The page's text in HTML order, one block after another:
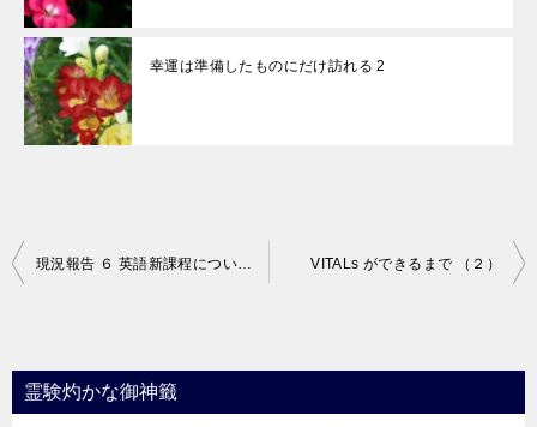
幸運は準備したものにだけ訪れる 2
投
ビ
ゲ
現況報告 ６ 英語新課程について (４) VITALs ができるまで （２）
霊験灼かな御神籤